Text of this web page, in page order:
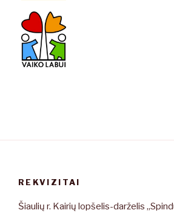
REKVIZITAI
Šiaulių r. Kairių lopšelis-darželis